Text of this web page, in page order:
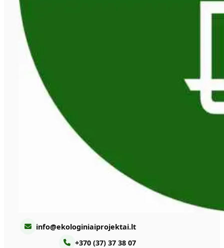
info@ekologiniaiprojektai.lt
+370 (37) 37 38 07